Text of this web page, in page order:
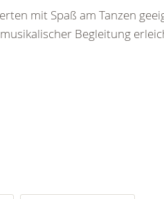
mit Spaß am Tanzen
Begleitung